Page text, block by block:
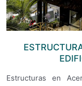
Estructuras en